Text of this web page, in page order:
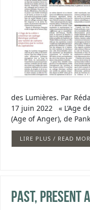
des Lumières. Par
17 juin 2022 « L’Age
(Age of Anger), de
LIRE PLUS / READ
Past, Present